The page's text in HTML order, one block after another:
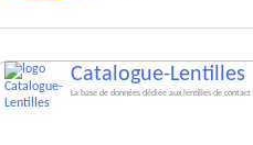
Catalogue-Lentilles
La base de données dédiée aux lentilles de contact